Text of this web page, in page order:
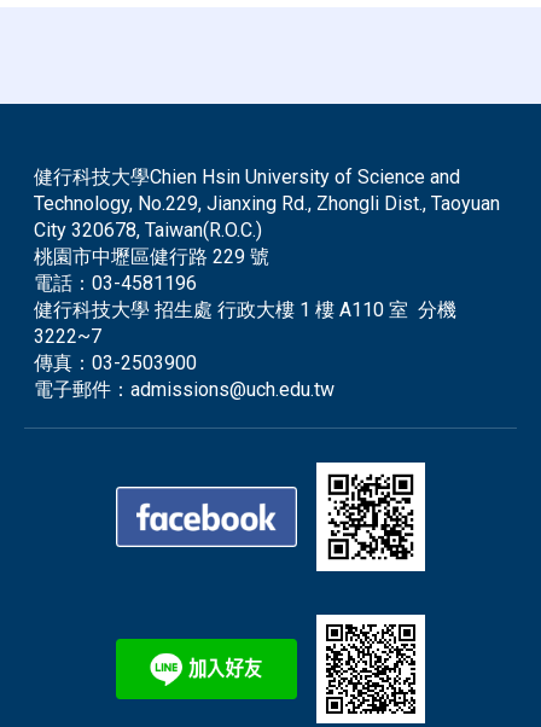
健行科技大學Chien Hsin University of Science and
Technology, No.229, Jianxing Rd., Zhongli Dist., Taoyuan
City 320678, Taiwan(R.O.C.)
桃園市中壢區健行路 229 號
電話：03-4581196
健行科技大學 招生處 行政大樓 1 樓 A110 室 分機
3222~7
傳真：03-2503900
電子郵件：admissions@uch.edu.tw